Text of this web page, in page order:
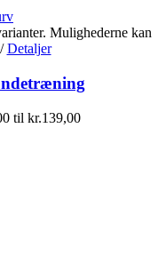
Mulighederne kan
/ Detaljer
til kr.139,00